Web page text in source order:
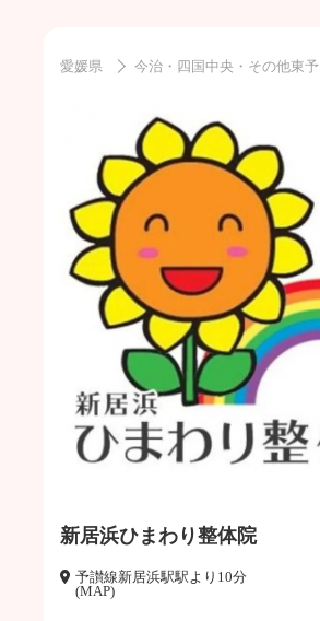
愛媛県
今治・四国中央・その他東予
新居浜ひまわり整体院
予讃線新居浜駅駅より10分
(MAP)